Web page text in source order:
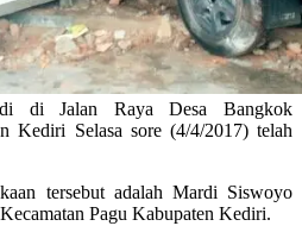
di Jalan Raya Desa Bangkok
Kediri Selasa sore (4/4/2017) telah
tersebut adalah Mardi Siswoyo
Pagu Kabupaten Kediri.